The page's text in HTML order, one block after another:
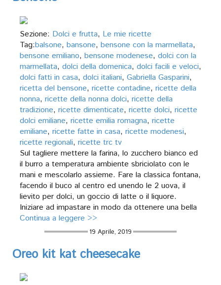
Sezione: Dolci e frutta, Le mie ricette
Tag:balsone, bansone, bensone con la marmellata,
bensone emiliano, bensone modenese, dolci con la
marmellata, dolci della domenica, dolci facili e veloci,
dolci fatti in casa, dolci italiani, Gabriella Gasparini,
ricetta del bensone, ricette contadine, ricette della
nonna, ricette della nonna dolci, ricette della
tradizione, ricette dimenticate, ricette dolci, ricette
dolci emiliane, ricette emilia romagna, ricette
emiliane, ricette fatte in casa, ricette modenesi,
ricette regionali, ricette trc tv
Sul tagliere mettere la farina, lo zucchero bianco ed
il burro a temperatura ambiente sbriciolato con le
mani e mescolarlo assieme. Fare la classica fontana,
facendo il buco al centro ed unendo le 2 uova, il
lievito per dolci, un goccio di latte o il liquore.
Iniziare ad impastare in modo da ottenere una bella
Continua a leggere >>
19 Aprile, 2019
Oreo kit kat cheesecake